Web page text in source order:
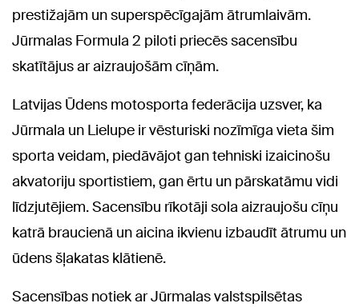
prestižajām un superspēcīgajām ātrumlaivām.
Jūrmalas Formula 2 piloti priecēs sacensību
skatītājus ar aizraujošām cīņām.
Latvijas Ūdens motosporta federācija uzsver, ka
Jūrmala un Lielupe ir vēsturiski nozīmīga vieta šim
sporta veidam, piedāvājot gan tehniski izaicinošu
akvatoriju sportistiem, gan ērtu un pārskatāmu vidi
līdzjutējiem. Sacensību rīkotāji sola aizraujošu cīņu
katrā braucienā un aicina ikvienu izbaudīt ātrumu un
ūdens šļakatas klātienē.
Sacensības notiek ar Jūrmalas valstspilsētas